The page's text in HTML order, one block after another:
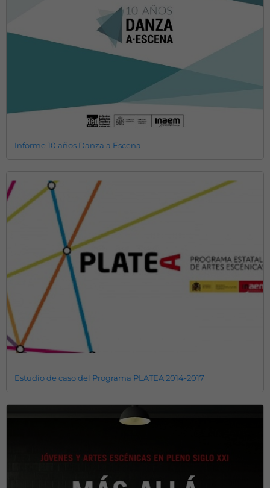
Informe 10 años Danza a Escena
Estudio de caso del Programa PLATEA 2014-2017